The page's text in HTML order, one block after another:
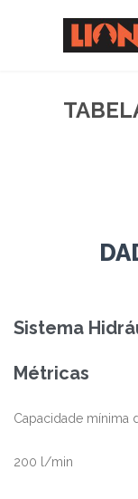
Sistema
Métricas
Capacidade mínima
200 l/min